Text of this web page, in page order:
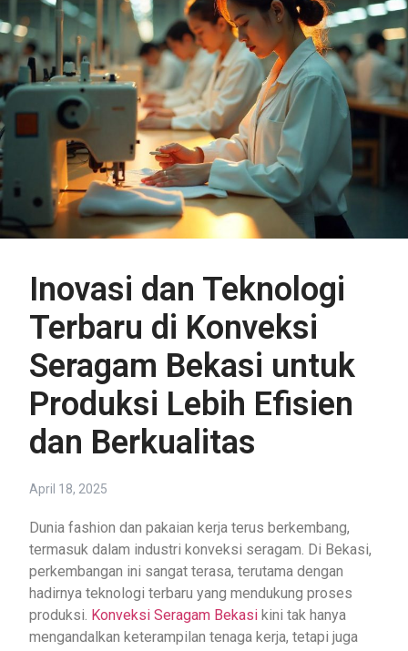
Inovasi dan Teknologi
Terbaru di Konveksi
Seragam Bekasi untuk
Produksi Lebih Efisien
dan Berkualitas
April 18, 2025
Dunia fashion dan pakaian kerja terus berkembang,
termasuk dalam industri konveksi seragam. Di Bekasi,
perkembangan ini sangat terasa, terutama dengan
hadirnya teknologi terbaru yang mendukung proses
produksi. Konveksi Seragam Bekasi kini tak hanya
mengandalkan keterampilan tenaga kerja, tetapi juga